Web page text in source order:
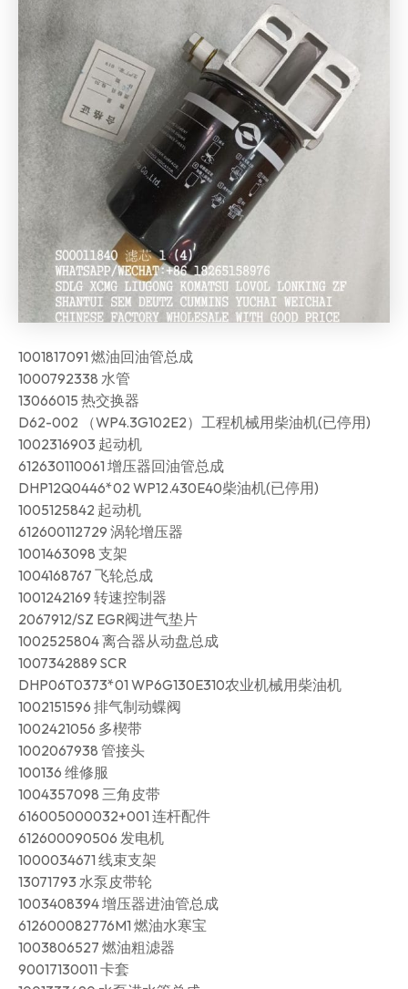
1001817091 燃油回油管总成
1000792338 水管
13066015 热交换器
D62-002 （WP4.3G102E2）工程机械用柴油机(已停用)
1002316903 起动机
612630110061 增压器回油管总成
DHP12Q0446*02 WP12.430E40柴油机(已停用)
1005125842 起动机
612600112729 涡轮增压器
1001463098 支架
1004168767 飞轮总成
1001242169 转速控制器
2067912/SZ EGR阀进气垫片
1002525804 离合器从动盘总成
1007342889 SCR
DHP06T0373*01 WP6G130E310农业机械用柴油机
1002151596 排气制动蝶阀
1002421056 多楔带
1002067938 管接头
100136 维修服
1004357098 三角皮带
616005000032+001 连杆配件
612600090506 发电机
1000034671 线束支架
13071793 水泵皮带轮
1003408394 增压器进油管总成
612600082776M1 燃油水寒宝
1003806527 燃油粗滤器
90017130011 卡套